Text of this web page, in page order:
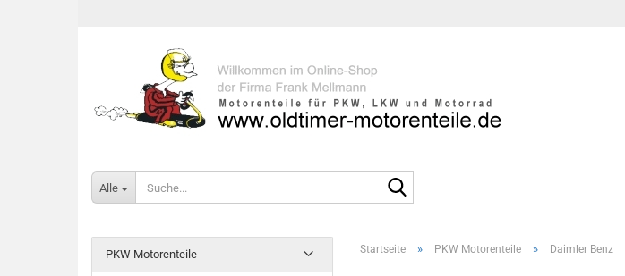
Alle
Startseite » PKW Motorenteile » Daimler Benz
PKW Motorenteile